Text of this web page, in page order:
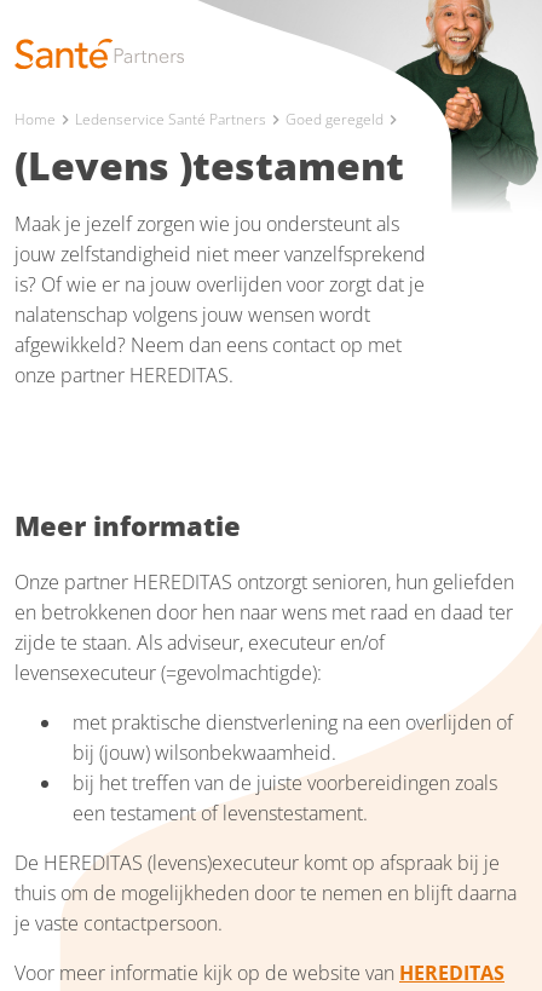
Home chevron_right Ledenservice Santé Partners chevron_right Goed geregeld chevron_right
(Levens )testament
Maak je jezelf zorgen wie jou ondersteunt als
jouw zelfstandigheid niet meer vanzelfsprekend
is? Of wie er na jouw overlijden voor zorgt dat je
nalatenschap volgens jouw wensen wordt
afgewikkeld? Neem dan eens contact op met
onze partner HEREDITAS.
Meer informatie
Onze partner HEREDITAS ontzorgt senioren, hun geliefden
en betrokkenen door hen naar wens met raad en daad ter
zijde te staan. Als adviseur, executeur en/of
levensexecuteur (=gevolmachtigde):
met praktische dienstverlening na een overlijden of
bij (jouw) wilsonbekwaamheid.
bij het treffen van de juiste voorbereidingen zoals
een testament of levenstestament.
De HEREDITAS (levens)executeur komt op afspraak bij je
thuis om de mogelijkheden door te nemen en blijft daarna
je vaste contactpersoon.
Voor meer informatie kijk op de website van HEREDITAS